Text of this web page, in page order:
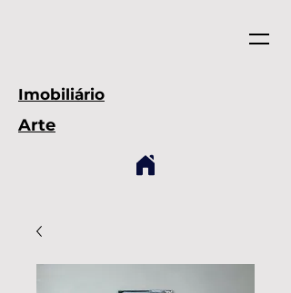
Imobiliário
Arte